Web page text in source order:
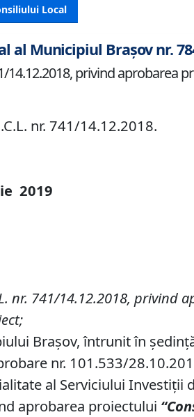
Local
al Municipiul Brașov nr.
14.12.2018, privind aprobarea
nr. 741/14.12.2018.
2019
nr. 741/14.12.2018, privind
Brașov, întrunit în
nr. 101.533/
al Serviciului
aprobarea proiectului